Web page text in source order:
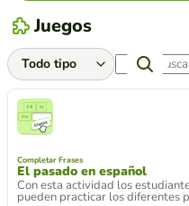
Juegos
Completar Frases
El pasado en español
Con esta actividad los
pueden practicar los diferentes